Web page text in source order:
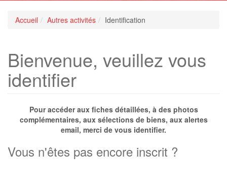
Accueil Autres activités Identification
Bienvenue, veuillez vous
identifier
Pour accéder aux fiches détaillées, à des photos
complémentaires, aux sélections de biens, aux alertes
email, merci de vous identifier.
Vous n'êtes pas encore inscrit ?